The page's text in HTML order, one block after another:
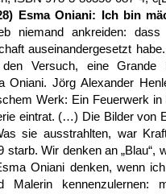
Esma Oniani: Ich bin
niemand ankreiden:
auseinandergesetzt
Versuch, eine Grande
Oniani. Jörg Alexander
Werk: Ein Feuerwerk
eintrat. (…) Die Bilder von
sie ausstrahlten, war
starb. Wir denken an
Oniani denken, wenn
Malerin